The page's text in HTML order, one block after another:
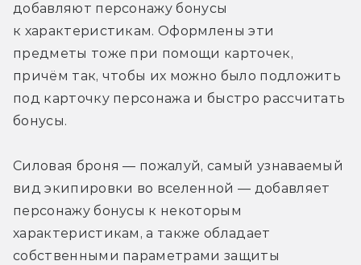
добавляют персонажу бонусы
к характеристикам. Оформлены эти
предметы тоже при помощи карточек,
причём так, чтобы их можно было подложить
под карточку персонажа и быстро рассчитать
бонусы.
Силовая броня — пожалуй, самый узнаваемый
вид экипировки во вселенной — добавляет
персонажу бонусы к некоторым
характеристикам, а также обладает
собственными параметрами защиты